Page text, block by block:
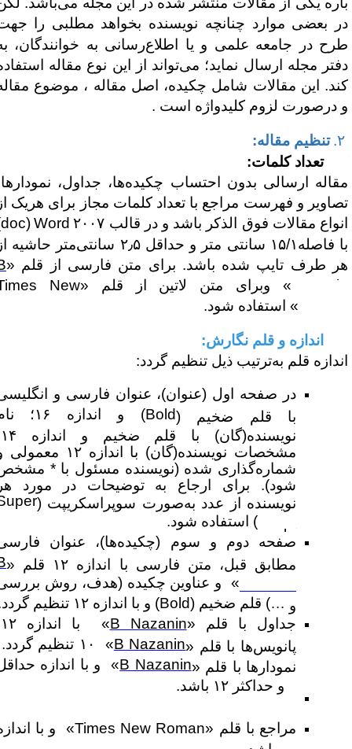
بعضی موارد چنانچه نویسنده بخواهد مطلبی را
جهت
در جامعه علمی و یا اطلاع‌رسانی به خوانندگان، به
مجله ارسال نماید؛ می‌تواند از این نوع مقاله استفاده
این مقالات شامل چکیده، اصل مقاله ، موضوع مقاله
درصورت لزوم کلیدواژه است .
تنظیم مقاله:
ارسالی بدون احتساب چکیده‌ها، جداول، نمودارها،
و فهرست مراجع با تعداد کلمات مجاز برای هریک از
مقالات فوق الذکر باشد و در قالب ۲۰۰۷
Word
(
doc
)
۱ سانتی متر و حداقل ۲
٫ ۵ سانتی‌متر حاشیه از
طرف تایپ شده باشد. برای متن فارسی از قلم « B
» وبرای متن لاتین از قلم «Times New
» استفاده شود.
قلم به‌ترتیب ذیل تنظیم گردد:
در صفحه اول (عنوان)، عنوان فارسی و انگلیسی
با قلم ضخیم ( Bold ) و اندازه ۱۶؛ نام
نویسنده(گان) با قلم ضخیم و اندازه ۱۴؛
مشخصات نویسنده(گان) با اندازه ۱۲ معمولی و
شماره‌گذاری شده (نویسنده مسئول با * مشخص
شود). برای ارجاع به توضیحات در مورد هر
نویسنده از عدد به‌صورت سوپراسکریپت ( Super
) استفاده شود.
صفحه دوم و سوم (چکیده‌ها)، عنوان فارسی
مطابق قبل، متن فارسی با اندازه ۱۲ قلم « B
» و عناوین چکیده (هدف، روش بررسی
و…) قلم ضخیم ( Bold) و با اندازه ۱۲ تنظیم گردد.
جداول با قلم «B Nazanin » با اندازه ۱۲،
پانویس‌ها با قلم « B Nazanin » ۱۰ تنظیم گردد.
نمودارها با قلم «B Nazanin» و با اندازه حداقل
مراجع با قلم « Times New Roman» و با اندازه